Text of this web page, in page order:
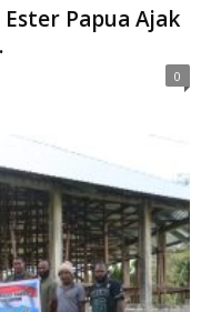
Papua Ajak
0